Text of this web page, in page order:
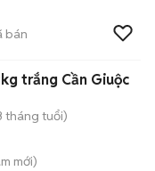
bán
trắng Cần Giuộc
tháng tuổi)
mới)